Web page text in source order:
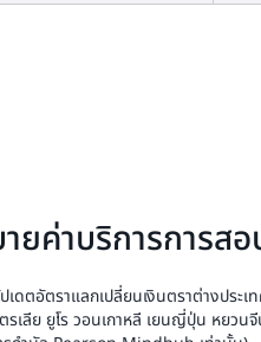
ยค่าบริการการส
เดตอัตราแลกเปลี่ยนเงินตราต่างประ
รเลีย ยูโร วอนเกาหลี เยนญี่ปุ่น หยวน